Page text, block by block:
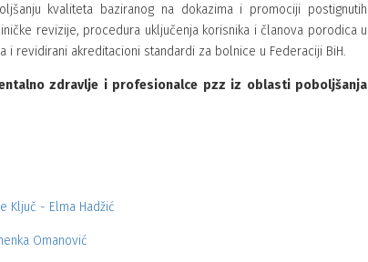
kvaliteta baziranog na dokazima i promociji postignutih
revizije, procedura uključenja korisnika i članova porodica u
revidirani akreditacioni standardi za bolnice u Federaciji BiH.
zdravlje i profesionalce pzz iz oblasti poboljšanja
Ključ - Elma Hadžić
Omanović